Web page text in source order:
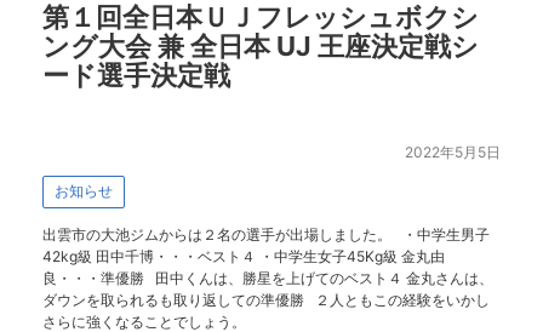
第１回全日本ＵＪフレッシュボクシ
ング大会 兼 全日本 UJ 王座決定戦シ
ード選手決定戦
2022年5月5日
お知らせ
出雲市の大池ジムからは２名の選手が出場しました。 ・中学生男子
42kg級 田中千博・・・ベスト４ ・中学生女子45Kg級 金丸由
良・・・準優勝 田中くんは、勝星を上げてのベスト４ 金丸さんは、
ダウンを取られるも取り返しての準優勝 ２人ともこの経験をいかし
さらに強くなることでしょう。